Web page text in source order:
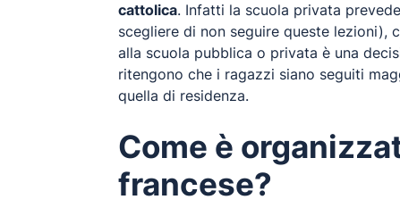
cattolica. Infatti la scuola privata
scegliere di non seguire queste lezioni),
alla scuola pubblica o privata è una
ritengono che i ragazzi siano seguiti
quella di residenza.
Come è
francese?